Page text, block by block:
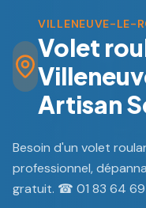
VILLENEUVE-LE-
Volet
Artisan
Besoin d'un volet
professionnel,
gratuit. ☎ 01 83 64 69